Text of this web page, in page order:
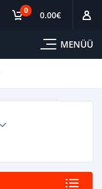
MENÜÜ
0 0.00€